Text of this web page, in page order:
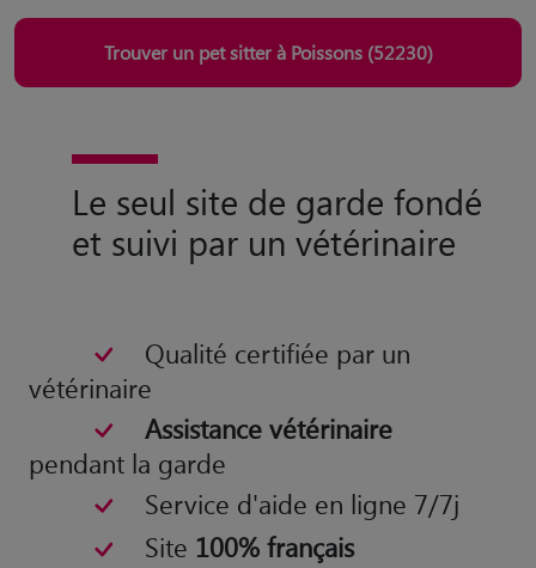
Trouver un pet sitter à Poissons (52230)
Le seul site de garde fondé
et suivi par un vétérinaire
Qualité certifiée par un
vétérinaire
Assistance vétérinaire
pendant la garde
Service d'aide en ligne 7/7j
Site 100% français